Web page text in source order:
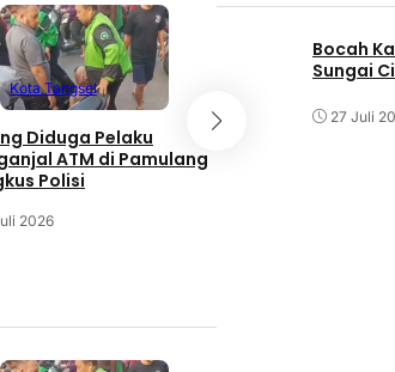
Kota Tangsel
Diduga Pelaku
ATM di Pamulang
Polisi
2026
Bocah
Sungai
27 Juli